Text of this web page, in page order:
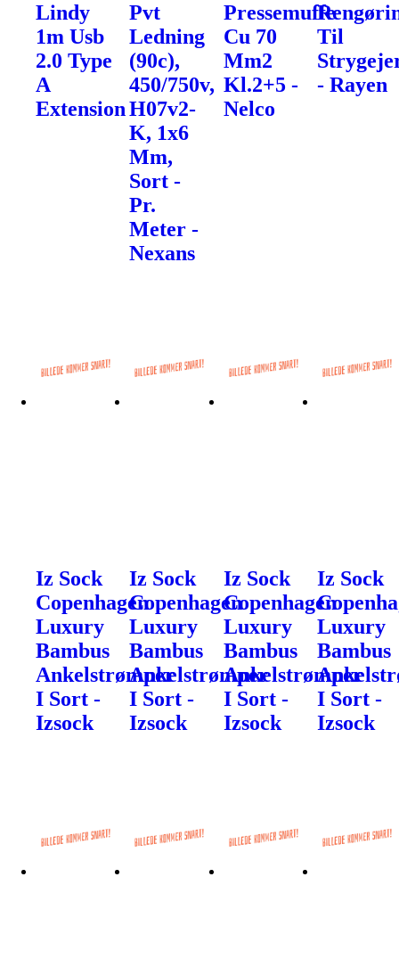
Lindy
1m Usb
2.0 Type
A
Extension
Pvt
Ledning
(90c),
450/750v,
H07v2-
K, 1x6
Mm,
Sort -
Pr.
Meter -
Nexans
Pressemuffe
Cu 70
Mm2
Kl.2+5 -
Nelco
Til
- Rayen
Iz Sock
Copenhagen
Luxury
Bambus
Ankelstrømper
I Sort -
Izsock
Iz Sock
Copenhagen
Luxury
Bambus
Ankelstrømper
I Sort -
Izsock
Iz Sock
Copenhagen
Luxury
Bambus
Ankelstrømper
I Sort -
Izsock
Iz Sock
Luxury
Bambus
I Sort -
Izsock